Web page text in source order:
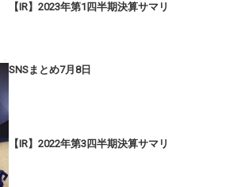
【IR】2023年第1四半期決算サマリ
SNSまとめ7月8日
【IR】2022年第3四半期決算サマリ